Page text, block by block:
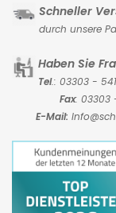
Schneller
durch unsere
Haben Sie
Tel.: 03303 -
Fax: 03303
E-Mail: